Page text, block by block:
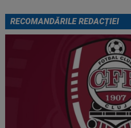
RECOMANDĂRILE REDACȚIEI